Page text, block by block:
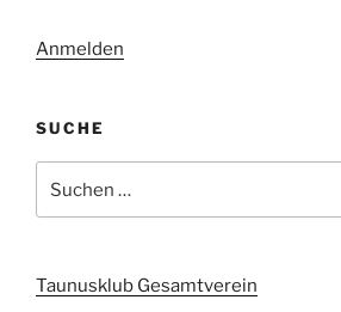
Anmelden
SUCHE
nach:
Taunusklub Gesamtverein